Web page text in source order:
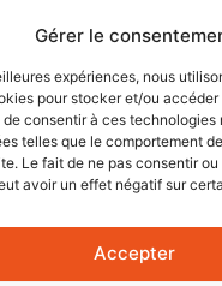
Gérer le
expériences, nous
pour stocker et/ou
consentir à ces technologies
telles que le comportement
Le fait de ne pas consentir ou
avoir un effet négatif sur
Accepter